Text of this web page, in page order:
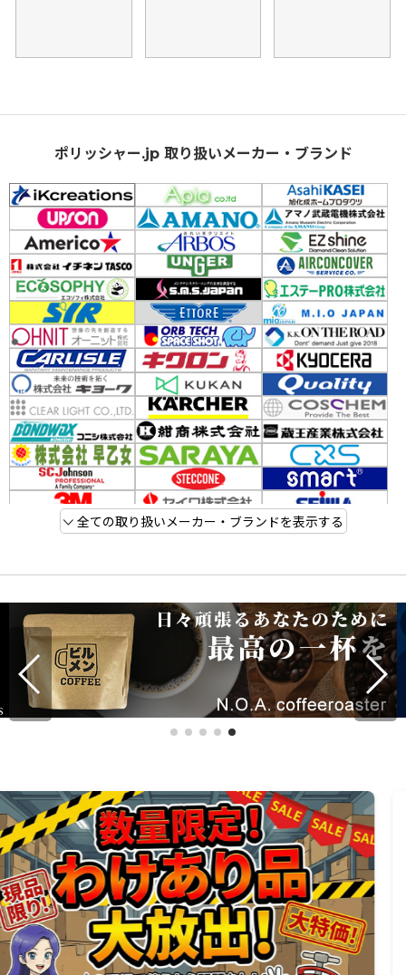
ポリッシャー.jp 取り扱いメーカー・ブランド
全ての取り扱いメーカー・ブランドを表示する
エアコン洗浄カバーの正解を探す ― オープン型とボックス
型、選定から失敗対処まで